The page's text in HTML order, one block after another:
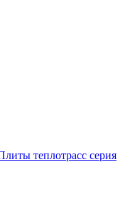
теплотрасс серия